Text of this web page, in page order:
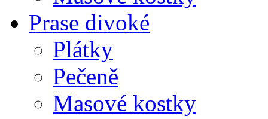
Prase divoké
Plátky
Pečeně
Masové kostky